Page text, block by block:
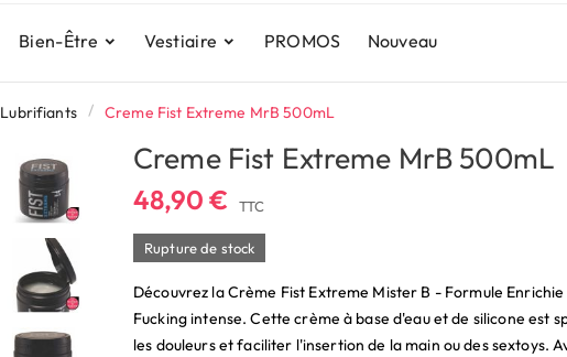
Bien-Être Vestiaire PROMOS Nouveau
Lubrifiants Creme Fist Extreme MrB 500mL
Creme Fist Extreme MrB 500mL
48,90 € TTC
Rupture de stock
Découvrez la Crème Fist Extreme Mister B - Formule
Fucking intense. Cette crème à base d'eau et de silicone est
les douleurs et faciliter l'insertion de la main ou des sextoys.